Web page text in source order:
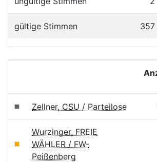
gültige Stimmen 357
Zellner, CSU / Parteilose
Wurzinger, FREIE
WÄHLER / FW-
Peißenberg